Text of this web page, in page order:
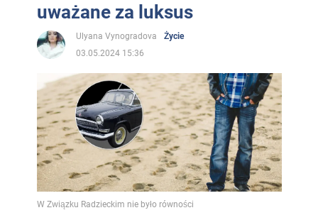
uważane za luksus
Ulyana Vynogradova
Życie
03.05.2024 15:36
W Związku Radzieckim nie było równości